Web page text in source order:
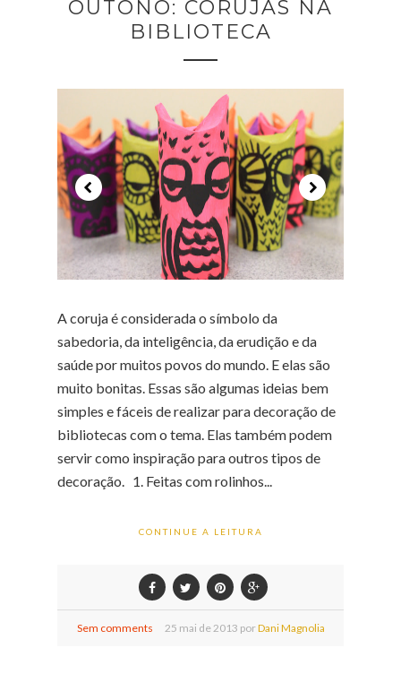
OUTONO: CORUJAS NA
BIBLIOTECA
A coruja é considerada o símbolo da
sabedoria, da inteligência, da erudição e da
saúde por muitos povos do mundo. E elas são
muito bonitas. Essas são algumas ideias bem
simples e fáceis de realizar para decoração de
bibliotecas com o tema. Elas também podem
servir como inspiração para outros tipos de
decoração. 1. Feitas com rolinhos...
CONTINUE A LEITURA
Sem comments 25 mai de2013 porDani Magnolia